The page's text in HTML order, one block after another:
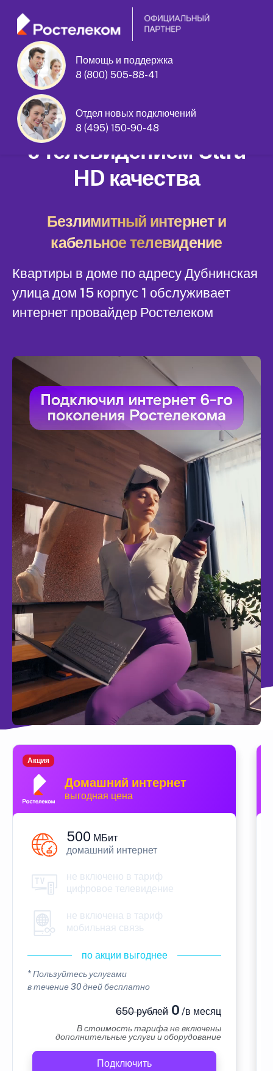
Помощь и поддержка
8 (800) 505-88-41
Отдел новых подключений
8 (495) 150-90-48
Дубнинская улица дом 15 корпус 1
Домашний интернет
с телевидением Ultra
HD качества
Безлимитный интернет и
кабельное телевидение
Квартиры в доме по адресу Дубнинская
улица дом 15 корпус 1 обслуживает
интернет провайдер Ростелеком
Домашний интернет
выгодная цена
Акция
500 МБит
домашний интернет
не включено в тариф
цифровое телевидение
не включена в тариф
мобильная связь
по акции выгоднее
* Пользуйтесь услугами
в течение 30 дней бесплатно
650 рублей0 /в месяц
В стоимость тарифа не включены
дополнительные услуги и оборудование
Подключить